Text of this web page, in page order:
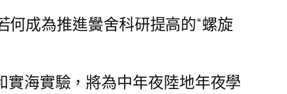
何成為推進黌舍科研提高的“螺旋
海實驗，將為中年夜陸地年夜學